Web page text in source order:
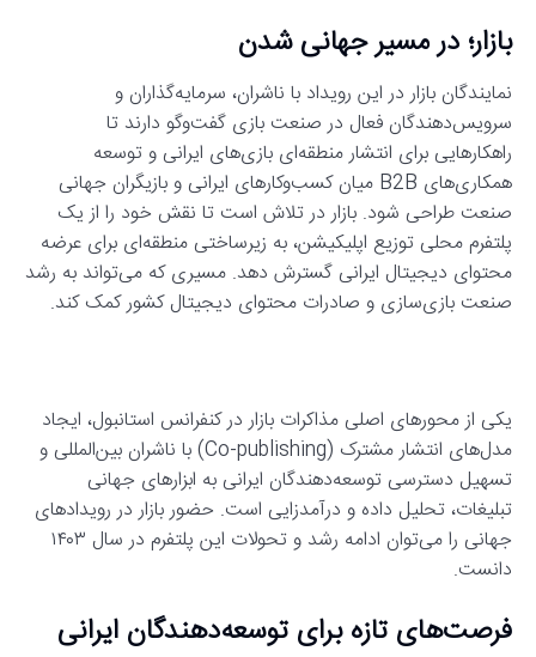
بازار؛ در مسیر جهانی شدن
نمایندگان بازار در این رویداد با ناشران، سرمایه‌گذاران و
سرویس‌دهندگان فعال در صنعت بازی گفت‌وگو دارند تا
راهکارهایی برای انتشار منطقه‌ای بازی‌های ایرانی و توسعه
همکاری‌های B2B میان کسب‌وکارهای ایرانی و بازیگران جهانی
صنعت طراحی شود. بازار در تلاش است تا نقش خود را از یک
پلتفرم محلی توزیع اپلیکیشن، به زیرساختی منطقه‌ای برای عرضه
محتوای دیجیتال ایرانی گسترش دهد. مسیری که می‌تواند به رشد
صنعت بازی‌سازی و صادرات محتوای دیجیتال کشور کمک کند.
یکی از محورهای اصلی مذاکرات بازار در کنفرانس استانبول، ایجاد
مدل‌های انتشار مشترک (Co-publishing) با ناشران بین‌المللی و
تسهیل دسترسی توسعه‌دهندگان ایرانی به ابزارهای جهانی
تبلیغات، تحلیل داده و درآمدزایی است. حضور بازار در رویدادهای
جهانی را می‌توان ادامه‌ رشد و تحولات این پلتفرم در سال ۱۴۰۳
دانست.
فرصت‌های تازه برای توسعه‌دهندگان ایرانی